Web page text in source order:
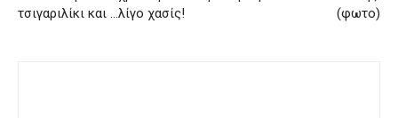
τσιγαριλίκι και …λίγο χασίς!
(φωτο)